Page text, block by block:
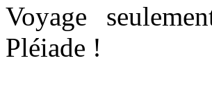
Voyage
Pléiade !